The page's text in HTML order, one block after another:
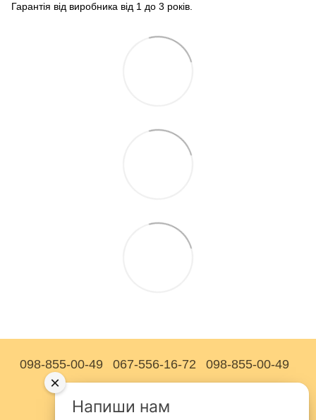
Гарантія від виробника від 1 до 3 років.
098-855-00-49 067-556-16-72 098-855-00-49
Повна версія сайту
Напиши нам
×